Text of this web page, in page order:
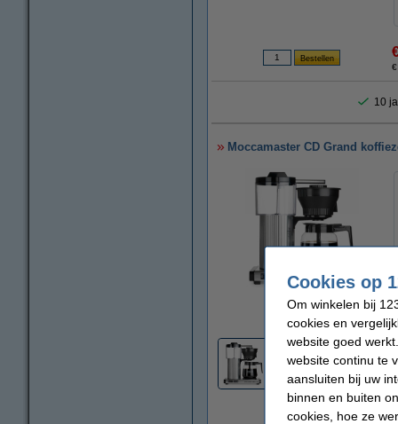
10
Moccamaster CD Grand
vergroten
Cookies op
Om winkelen bij
cookies en
website goed
website continu te
aansluiten bij uw
binnen en buiten
cookies, hoe ze